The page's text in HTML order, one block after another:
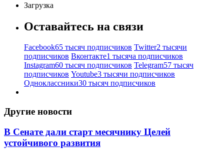
Загрузка
Оставайтесь на связи
Facebook65 тысяч подписчиков Twitter2 тысячи
подписчиков Вконтакте1 тысяча подписчиков
Instagram60 тысяч подписчиков Telegram57 тысяч
подписчиков Youtube3 тысячи подписчиков
Одноклассники30 тысяч подписчиков
Другие новости
В Сенате дали старт месячнику Целей
устойчивого развития